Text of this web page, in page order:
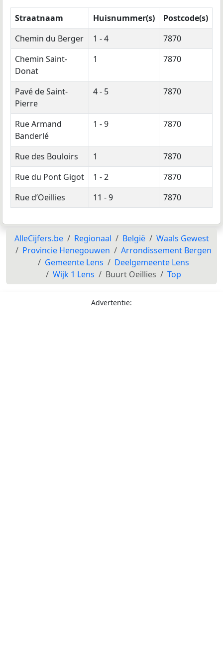
Straatnaam Huisnummer(s)
Postcode(s)
Chemin du Berger
1 - 4
7870
Chemin Saint-
Donat
1 7870
Pavé de Saint-
Pierre
4 - 5 7870
Rue Armand
Banderlé
1 - 9 7870
Rue des Bouloirs 1
7870
Rue du Pont Gigot
1 - 2
7870
Rue d’Oeillies
11 - 9 7870
AlleCijfers.be Regionaal België
Waals Gewest
Provincie Henegouwen
Arrondissement Bergen
Gemeente Lens
Deelgemeente Lens
Wijk 1 Lens
Buurt Oeillies Top
Advertentie: